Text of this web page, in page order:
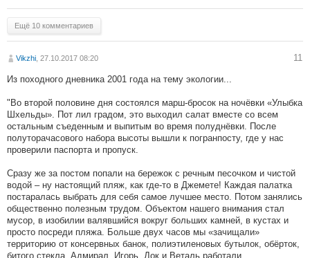
Ещё 10 комментариев
Vikzhi , 27.10.2017 08:20 11
Из походного дневника 2001 года на тему экологии...
"Во второй половине дня состоялся марш-бросок на ночёвки «Улыбка
Шхельды». Пот лил градом, это выходил салат вместе со всем
остальным съеденным и выпитым во время полуднёвки. После
полуторачасового набора высоты вышли к погранпосту, где у нас
проверили паспорта и пропуск.
Сразу же за постом попали на бережок с речным песочком и чистой
водой – ну настоящий пляж, как где-то в Джемете! Каждая палатка
постаралась выбрать для себя самое лучшее место. Потом занялись
общественно полезным трудом. Объектом нашего внимания стал
мусор, в изобилии валявшийся вокруг больших камней, в кустах и
просто посреди пляжа. Больше двух часов мы «зачищали»
территорию от консервных банок, полиэтиленовых бутылок, обёрток,
битого стекла. Адмирал, Игорь, Док и Веталь работали